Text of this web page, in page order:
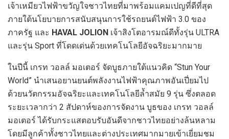
เจ้าเหมียวไฟฟ้าขวัญใจชาวไทยที่มาพร้อมแคมเปญที่ดีที่สุด
ภายใต้นโยบายการสนับสนุนการใช้รถยนต์ไฟฟ้า 3.0 ของ
ภาครัฐ และ HAVAL JOLION เจ้าสิงโตอารมณ์ดีทั้งรุ่น ULTRA
และรุ่น Sport ที่โดดเด่นด้วยเทคโนโลยีอัจฉริยะมากมาย
ในปีนี้ เกรท วอลล์ มอเตอร์ จัดบูธภายใต้แนวคิด “Stun Your
World” นำเสนอยานยนต์พลังงานไฟฟ้าคุณภาพอันเปี่ยมไป
ด้วยนวัตกรรมอัจฉริยะและเทคโนโลยีล้ำสมัย 9 รุ่น ซึ่งตลอด
ระยะเวลากว่า 2 สัปดาห์ของการจัดงาน บูธของ เกรท วอลล์
มอเตอร์ ได้รับกระแสตอบรับอันดีจากชาวไทยอย่างล้นหลาม
โดยมีลูกค้าทั้งชาวไทยและต่างประเทศมากมายเข้าเยี่ยมชม